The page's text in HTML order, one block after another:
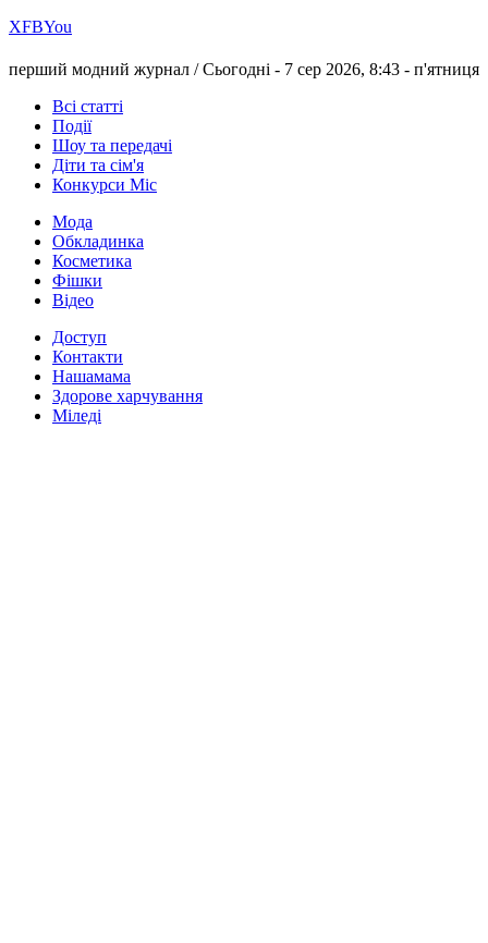
ХFBYou
перший модний журнал /Сьогодні - 7 сер 2026, 8:43 - п'ятниця
Всі статті
Події
Шоу та передачі
Діти та сім'я
Конкурси Міс
Мода
Обкладинка
Косметика
Фішки
Відео
Доступ
Контакти
Нашамама
Здорове харчування
Міледі